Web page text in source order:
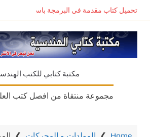
تحميل كتاب مقدمة في البرمجة باستخدام C# PDF – دليل المبتدئين للتعلم الذاتي
مكتبة كتابي للكتب
مجموعة منتقاة من افصل كتب